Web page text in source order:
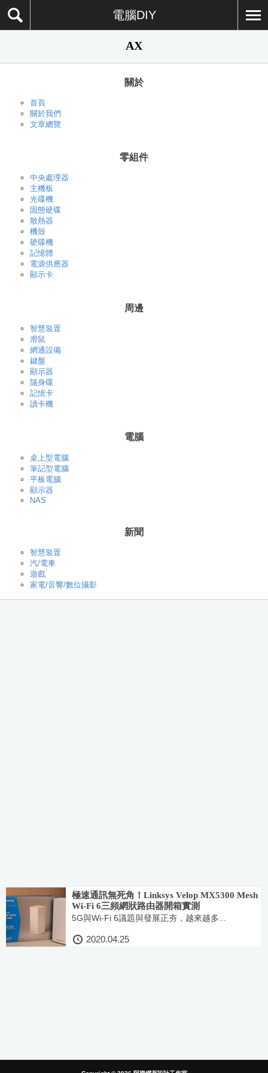
電腦DIY
AX
關於
首頁
關於我們
文章總覽
零組件
中央處理器
主機板
光碟機
固態硬碟
散熱器
機殼
硬碟機
記憶體
電源供應器
顯示卡
周邊
智慧裝置
滑鼠
網通設備
鍵盤
顯示器
隨身碟
記憶卡
讀卡機
電腦
桌上型電腦
筆記型電腦
平板電腦
顯示器
NAS
新聞
智慧裝置
汽/電車
遊戲
家電/音響/數位攝影
極速通訊無死角！Linksys Velop MX5300 Mesh
Wi-Fi 6三頻網狀路由器開箱實測
5G與Wi-Fi 6議題與發展正夯，越來越多...
2020.04.25